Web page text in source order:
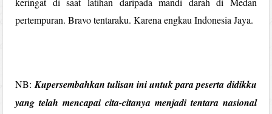
pertempuran. Bravo tentaraku. Karena engkau Indonesia Jaya.
NB: Kupersembahkan tulisan ini untuk para peserta didikku
yang telah mencapai cita-citanya menjadi tentara nasional